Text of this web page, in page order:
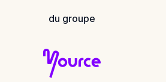
du groupe